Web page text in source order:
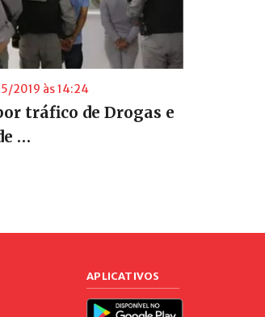
2019 às 14:24
tráfico de Drogas e
…
APLICATIVOS